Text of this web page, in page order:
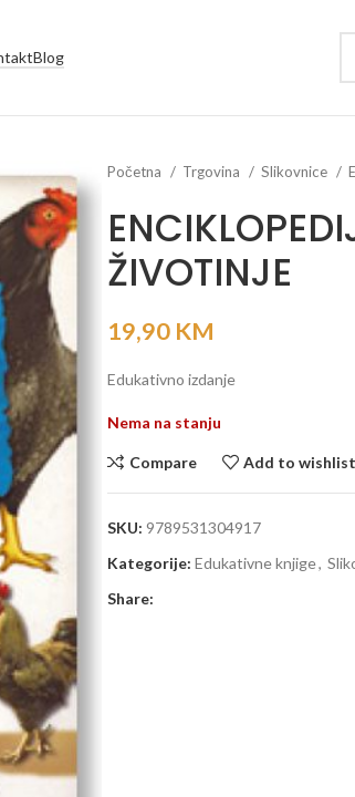
Blog
Početna Trgovina Slikovnice
ŽIVOTINJE
19,90 KM
Edukativno izdanje
Nema na stanju
Compare Add to wishlist
SKU: 9789531304917
Kategorije: Edukativne knjige,
Share: